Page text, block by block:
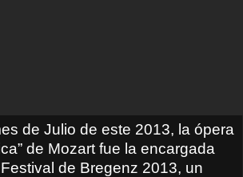
de Julio de este 2013, la ópera
de Mozart fue la encargada
de Bregenz 2013, un